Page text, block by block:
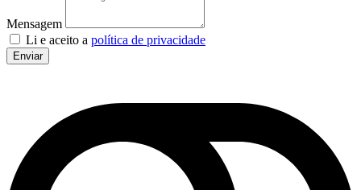
Mensagem
Li e aceito a política de privacidade
Enviar